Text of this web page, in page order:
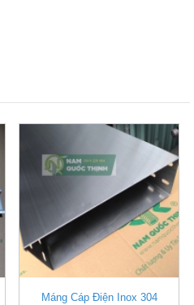
Máng Cáp Điện Inox 304